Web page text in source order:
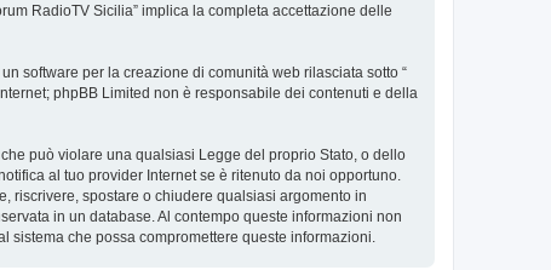
RadioTV Sicilia” implica la completa accettazione delle
un software per la creazione di comunità web rilasciata sotto “
phpBB Limited non è responsabile dei contenuti e della
può violare una qualsiasi Legge del proprio Stato, o dello
al tuo provider Internet se è ritenuto da noi opportuno.
riscrivere, spostare o chiudere qualsiasi argomento in
in un database. Al contempo queste informazioni non
sistema che possa compromettere queste informazioni.